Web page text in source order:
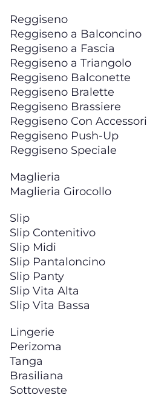
Reggiseno
Reggiseno a Balconcino
Reggiseno a Fascia
Reggiseno a Triangolo
Reggiseno Balconette
Reggiseno Bralette
Reggiseno Brassiere
Reggiseno Con Accessori
Reggiseno Push-Up
Reggiseno Speciale
Maglieria
Maglieria Girocollo
Slip
Slip Contenitivo
Slip Midi
Slip Pantaloncino
Slip Panty
Slip Vita Alta
Slip Vita Bassa
Lingerie
Perizoma
Tanga
Brasiliana
Sottoveste